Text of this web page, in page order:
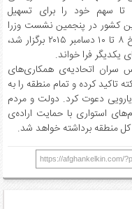
تا سهم خود را برای تسهیل
کشور در پنجمین نشست وزرا
در کنفرانس قلب آسیا در آسلام‌آباد که در تاریخ ۸ تا ۱۰ دسامبر ۲۰۱۵ برگزار شد،
یکدیگر فرا خواند.
سران اتحادیه‌ی همکاری‌های
تاکید کرده و تمام منطقه را به
دعوت کرد. دولت و مردم
امیدوار هستند که در سال ۲۰۱۶ گام‌های استواری با حمایت اراده‌ی
منطقه برداشته خواهد شد.
https://afghankelkin.com/